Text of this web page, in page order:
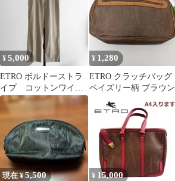
¥5,000
ETRO ボルドーストラ
イプ コットンワイド
トラウザーズ イタリ
ア製 48
¥ 1,280
ETRO クラッチバッグ
ペイズリー柄 ブラウン
現在 ¥5,500 ¥ 15,000